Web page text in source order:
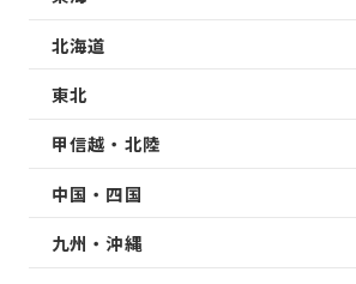
北海道
東北
甲信越・北陸
中国・四国
九州・沖縄